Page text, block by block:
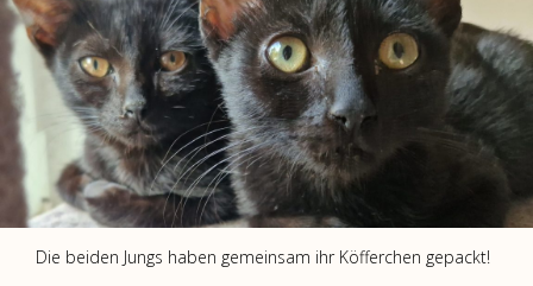
Die beiden Jungs haben gemeinsam ihr Köfferchen gepackt!